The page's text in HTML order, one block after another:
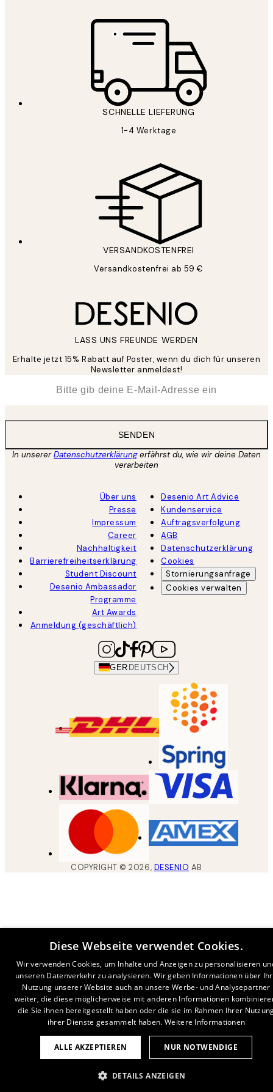
SCHNELLE LIEFERUNG
1-4 Werktage
VERSANDKOSTENFREI
Versandkostenfrei ab 59 €
LASS UNS FREUNDE WERDEN
Erhalte jetzt 15% Rabatt auf Poster, wenn du dich für unseren
Newsletter anmeldest!
SENDEN
In unsererDatenschutzerklärungerfährst du, wie wir deine Daten
verarbeiten
Über uns
Presse
Impressum
Career
Nachhaltigkeit
Barrierefreiheitserklärung
Student Discount
Desenio Ambassador
Programme
Art Awards
Anmeldung (geschäftlich)
Desenio Art Advice
Kundenservice
Auftragsverfolgung
AGB
Datenschutzerklärung
Cookies
Stornierungsanfrage
Cookies verwalten
GER DEUTSCH
COPYRIGHT ©2026, DESENIO AB
Diese Webseite verwendet Cookies.
Wir verwenden Cookies, um Inhalte und Anzeigen zu personalisieren
unseren Datenverkehr zu analysieren. Wir geben Informationen über
Nutzung unserer Website auch an unsere Werbe- und Analysepartner
weiter, die diese möglicherweise mit anderen Informationen
die Sie ihnen bereitgestellt haben oder die sie im Rahmen Ihrer
ihrer Dienste gesammelt haben. Weitere Informationen
ALLE AKZEPTIEREN NUR NOTWENDIGE
DETAILS ANZEIGEN